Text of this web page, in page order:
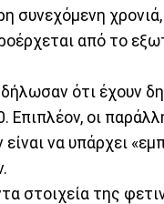
συνεχόμενη
από το
ότι έχουν
Επιπλέον, οι
να υπάρχει
στοιχεία της